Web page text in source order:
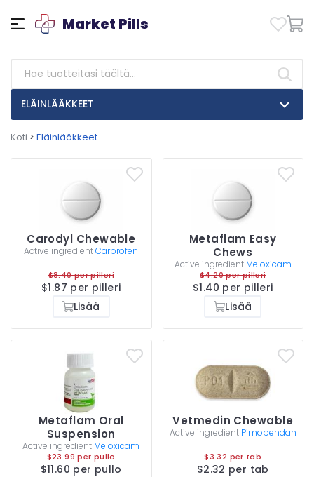
Market Pills
ELÄINLÄÄKKEET
Koti > Eläinlääkkeet
Carodyl Chewable
Active ingredientCarprofen
$8.40 per pilleri
$1.87 per pilleri
Lisää
Metaflam Easy
Chews
Active ingredient Meloxicam
$4.20 per pilleri
$1.40 per pilleri
Lisää
Metaflam Oral
Suspension
Active ingredient Meloxicam
$23.99 per pullo
$11.60 per pullo
Vetmedin Chewable
Active ingredient Pimobendan
$3.32 per tab
$2.32 per tab